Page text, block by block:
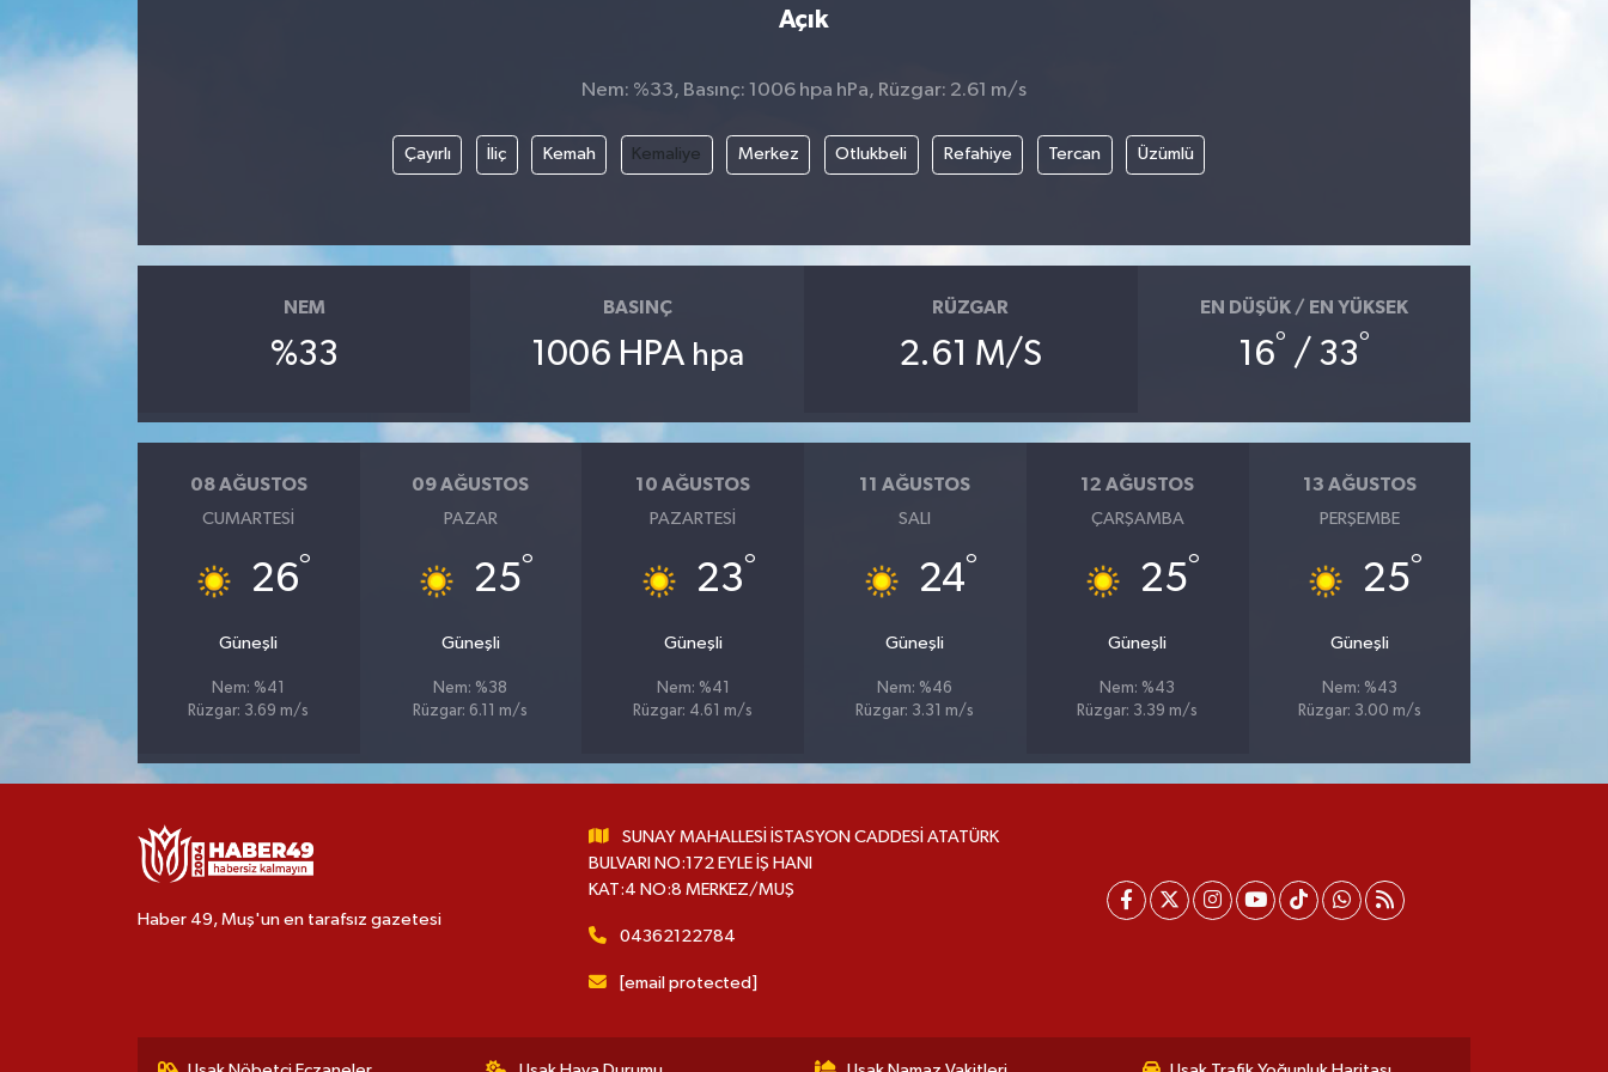
Açık
Nem: %33, Basınç: 1006 hpa hPa, Rüzgar: 2.61 m/s
Çayırlı İliç Kemah Kemaliye Merkez Otlukbeli Refahiye Tercan Üzümlü
NEM
%33
BASINÇ
1006 HPA hpa
RÜZGAR
2.61 M/S
EN DÜŞÜK / EN YÜKSEK
16° / 33°
08 AĞUSTOS
CUMARTESI
26°
Güneşli
Nem: %41
Rüzgar: 3.69 m/s
09 AĞUSTOS
PAZAR
25°
Güneşli
Nem: %38
Rüzgar: 6.11 m/s
10 AĞUSTOS
PAZARTESI
23°
Güneşli
Nem: %41
Rüzgar: 4.61 m/s
11 AĞUSTOS
SALI
24°
Güneşli
Nem: %46
Rüzgar: 3.31 m/s
12 AĞUSTOS
ÇARŞAMBA
25°
Güneşli
Nem: %43
Rüzgar: 3.39 m/s
13 AĞUSTOS
PERŞEMBE
25°
Güneşli
Nem: %43
Rüzgar: 3.00 m/s
Haber 49, Muş'un en tarafsız gazetesi
SUNAY MAHALLESİ İSTASYON CADDESİ ATATÜRK
BULVARI NO:172 EYLE İŞ HANI
KAT:4 NO:8 MERKEZ/MUŞ
04362122784
[email protected]
Siyaset